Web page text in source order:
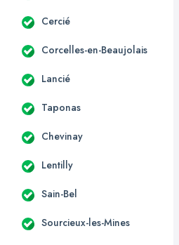
Cercié
Corcelles-en-Beaujolais
Lancié
Taponas
Chevinay
Lentilly
Sain-Bel
Sourcieux-les-Mines